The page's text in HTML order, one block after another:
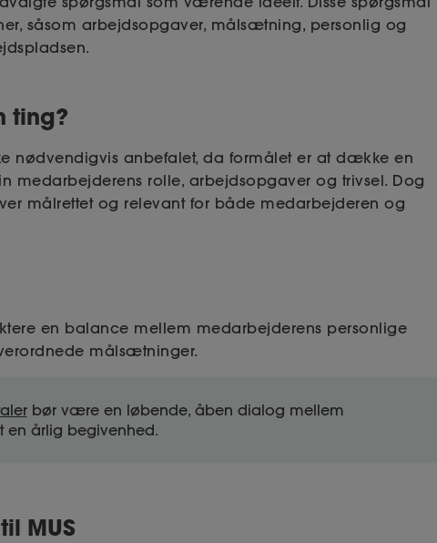
såsom arbejdsopgaver, målsætning, personlig og
ting?
nødvendigvis anbefalet, da formålet er at dække en
medarbejderens rolle, arbejdsopgaver og trivsel. Dog
målrettet og relevant for både medarbejderen og
en balance mellem medarbejderens personlige
målsætninger.
bør være en løbende, åben dialog mellem
en årlig begivenhed.
MUS